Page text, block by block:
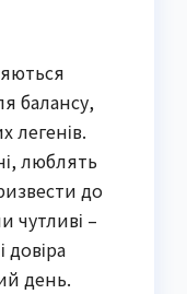
балансу,
легенів.
люблять
до
чутливі –
день.